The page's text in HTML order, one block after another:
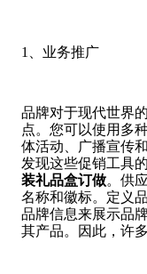
1、业务推广
品牌对于现代世界
点。您可以使用多
体活动、广播宣传
发现这些促销工具
装礼品盒订做。供
名称和徽标。定义
品牌信息来展示品
其产品。因此，许